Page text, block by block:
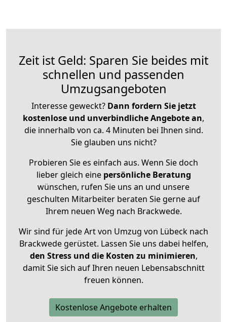
Zeit ist Geld: Sparen Sie beides mit
schnellen und passenden
Umzugsangeboten
Interesse geweckt? Dann fordern Sie jetzt
kostenlose und unverbindliche Angebote an,
die innerhalb von ca. 4 Minuten bei Ihnen sind.
Sie glauben uns nicht?
Probieren Sie es einfach aus. Wenn Sie doch
lieber gleich eine persönliche Beratung
wünschen, rufen Sie uns an und unsere
geschulten Mitarbeiter beraten Sie gerne auf
Ihrem neuen Weg nach Brackwede.
Wir sind für jede Art von Umzug von Lübeck nach
Brackwede gerüstet. Lassen Sie uns dabei helfen,
den Stress und die Kosten zu minimieren,
damit Sie sich auf Ihren neuen Lebensabschnitt
freuen können.
Kostenlose Angebote erhalten